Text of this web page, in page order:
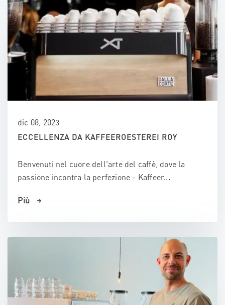
dic 08, 2023
ECCELLENZA DA KAFFEEROESTEREI ROY
Benvenuti nel cuore dell'arte del caffè, dove la
passione incontra la perfezione - Kaffeer...
Più